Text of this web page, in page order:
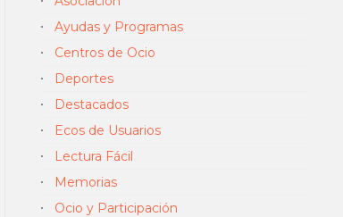
Ayudas y Programas
Centros de Ocio
Deportes
Destacados
Ecos de Usuarios
Lectura Fácil
Memorias
Ocio y Participación